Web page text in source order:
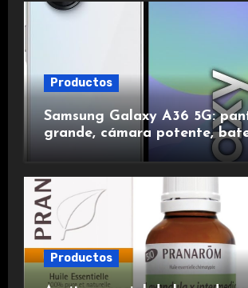
Productos
Samsung Galaxy A36 5G:
grande, cámara potente,
duradera y carga rápida
experiencia premium.
Productos